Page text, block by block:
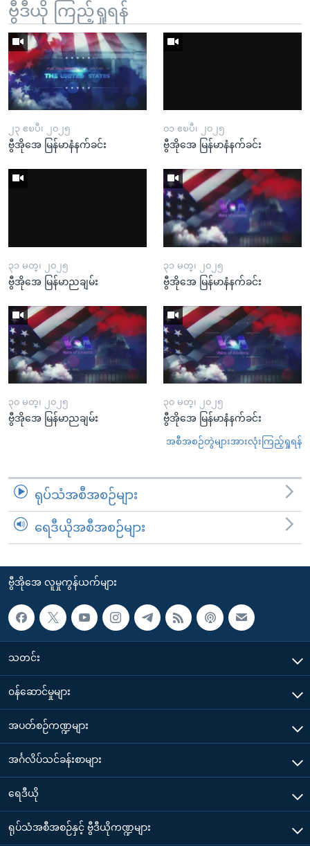
ဗွီဒီယို ကြည့်ရှုရန်
၂၃ ဧၿပီ၊ ၂၀၂၅
ဗွီအိုအေ မြန်မာနံနက်ခင်း
၀၁ ဧၿပီ၊ ၂၀၂၅
ဗွီအိုအေ မြန်မာနံနက်ခင်း
၃၁ မတ္၊ ၂၀၂၅
ဗွီအိုအေ မြန်မာညချမ်း
၃၁ မတ္၊ ၂၀၂၅
ဗွီအိုအေ မြန်မာနံနက်ခင်း
၃၀ မတ္၊ ၂၀၂၅
ဗွီအိုအေ မြန်မာညချမ်း
၃၀ မတ္၊ ၂၀၂၅
ဗွီအိုအေ မြန်မာနံနက်ခင်း
အစီအစဉ်တွဲများအားလုံးကြည့်ရှုရန်
ရုပ်သံအစီအစဉ်များ
ရေဒီယိုအစီအစဉ်များ
ဗွီအိုအေ လူမှုကွန်ယက်များ
သတင်း
၀န်ဆောင်မှုများ
အပတ်စဉ်ကဏ္ဍများ
အင်္ဂလိပ်သင်ခန်းစာများ
ရေဒီယို
ရုပ်သံအစီအစဉ်နှင့် ဗွီဒီယိုကဏ္ဍများ